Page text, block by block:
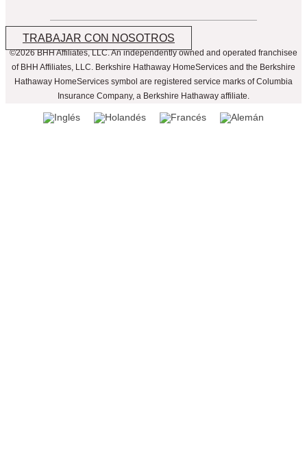
TRABAJAR CON NOSOTROS
©2026 BHH Affiliates, LLC. An independently owned and operated franchisee
of BHH Affiliates, LLC. Berkshire Hathaway HomeServices and the Berkshire
Hathaway HomeServices symbol are registered service marks of Columbia
Insurance Company, a Berkshire Hathaway affiliate.